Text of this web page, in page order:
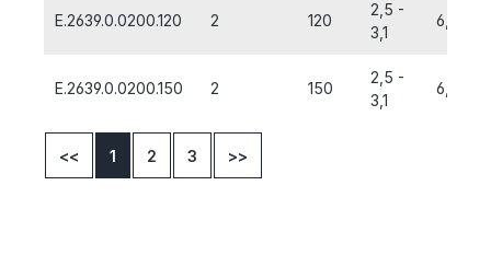
E.2639.0.0200.120 2 120
2,5 -
3,1
6,0
E.2639.0.0200.150 2 150
2,5 -
3,1
6,0
<< 1 2 3 >>